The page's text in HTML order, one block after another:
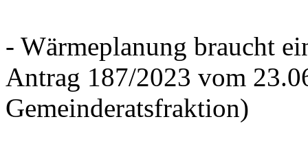
- Wärmeplanung braucht
Antrag 187/2023 vom
Gemeinderatsfraktion)